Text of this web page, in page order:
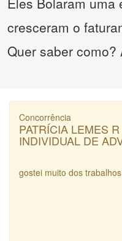
cresceram o
Quer saber
Concorrência
PATRÍCIA LEMES
INDIVIDUAL DE
gostei muito dos